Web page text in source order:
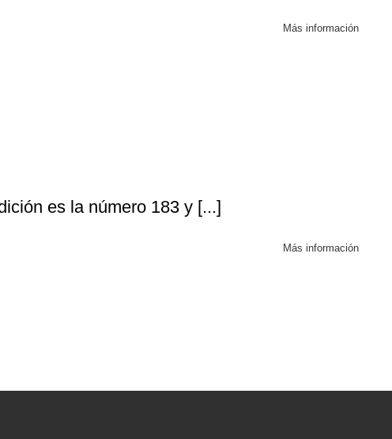
Más información
es la número 183 y [...]
Más información